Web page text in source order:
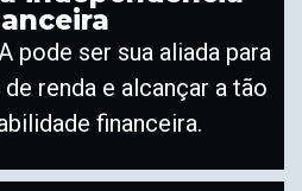
pode ser sua aliada para
renda e alcançar a tão
financeira.